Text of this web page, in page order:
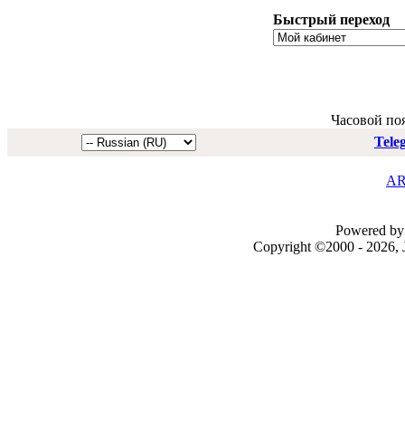
Быстрый переход
Часовой
Powered
Copyright ©2000 - 2026,